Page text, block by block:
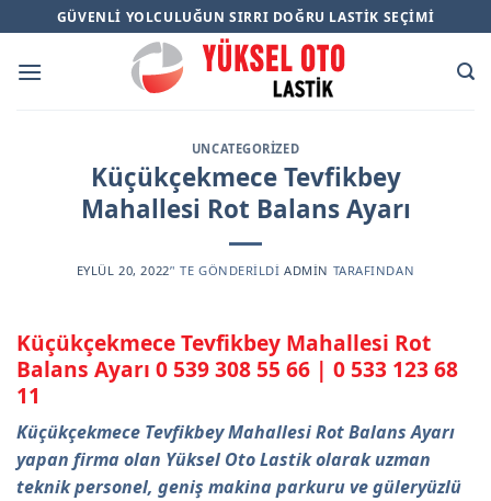
to
content
GÜVENLI YOLCULUĞUN SIRRI DOĞRU LASTIK SEÇIMI
UNCATEGORIZED
Küçükçekmece Tevfikbey
Mahallesi Rot Balans Ayarı
EYLÜL 20, 2022’' TE GÖNDERILDI ADMIN TARAFINDAN
Küçükçekmece Tevfikbey Mahallesi Rot
Balans Ayarı 0 539 308 55 66 | 0 533 123 68
11
Küçükçekmece Tevfikbey Mahallesi Rot Balans Ayarı
yapan firma olan Yüksel Oto Lastik olarak uzman
teknik personel, geniş makina parkuru ve güleryüzlü